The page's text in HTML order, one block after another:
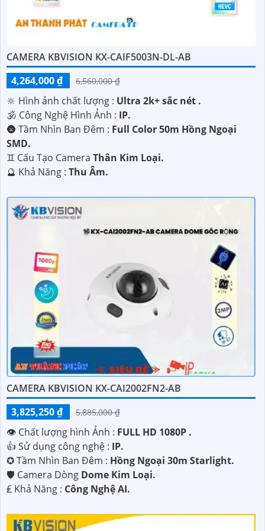
CAMERA KBVISION KX-CAIF5003N-DL-AB
4,264,000 ₫
6,560,000 ₫
🔆 Hình ảnh chất lượng : Ultra 2k+ sắc nét .
🕉️ Công Nghệ Hình Ảnh : IP.
🌚 Tầm Nhìn Ban Đêm : Full Color 50m Hồng Ngoại
SMD.
♊ Cấu Tạo Camera Thân Kim Loại.
️🔮 Khả Năng : Thu Âm.
CAMERA KBVISION KX-CAI2002FN2-AB
3,825,250 ₫
5,885,000 ₫
👁 Chất lượng hình Ảnh : FULL HD 1080P .
👍 Sử dụng công nghệ : IP.
✪ Tầm Nhìn Ban Đêm : Hồng Ngoại 30m Starlight.
🛡 Camera Dòng Dome Kim Loại.
️₤ Khả Năng : Công Nghệ AI.